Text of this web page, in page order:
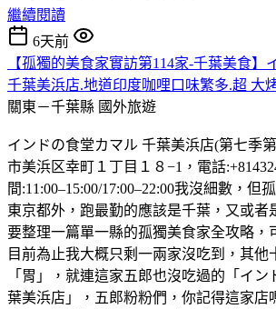
繼續閱讀
6天前
【孤獨的美食家實訪第114家-千葉美食】
千葉美浜店.地道印度咖哩口味繁多.超 大
關東－千葉縣 國外旅遊
インドの食堂カマル 千葉美浜店(第七季
市美浜区幸町１丁目１８−1，電話
間:11:00–15:00/17:00–22:00我沒細數，但
東京都外，跑最勤的應該是千葉，又或者
要整理一篇單一縣的孤獨美食家全攻略，
目前為止我大概只剩一兩家沒吃到，其他
「胃」，就連這家五郎也沒吃過的「イ
葉美浜店」，五郎粉粉們，你記得這家店